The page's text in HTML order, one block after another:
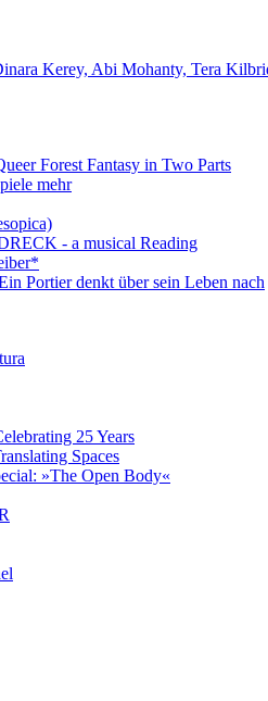
Kerey, Abi Mohanty, Tera
Forest Fantasy in Two Parts
mehr
- a musical Reading
Portier denkt über sein Leben nach
25 Years
Spaces
»The Open Body«